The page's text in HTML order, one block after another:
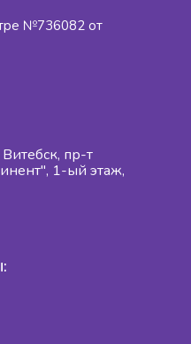
пр-т
1-ый этаж,
№736082 от